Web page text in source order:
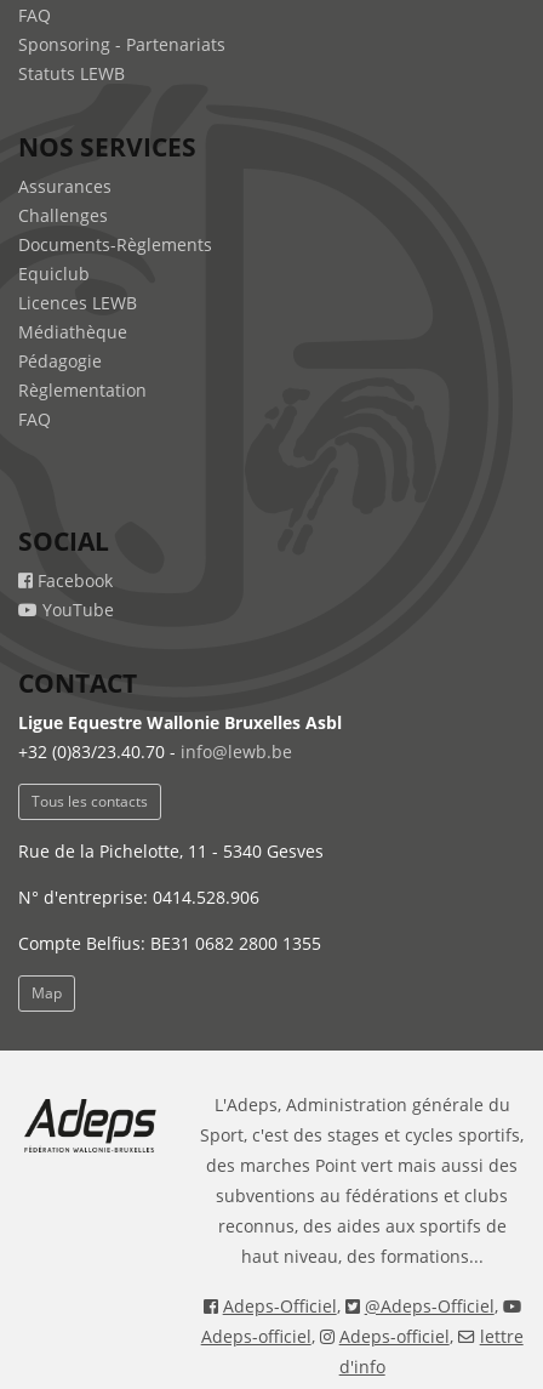
FAQ
Sponsoring - Partenariats
Statuts LEWB
NOS SERVICES
Assurances
Challenges
Documents-Règlements
Equiclub
Licences LEWB
Médiathèque
Pédagogie
Règlementation
FAQ
SOCIAL
Facebook
YouTube
CONTACT
Ligue Equestre Wallonie Bruxelles Asbl
+32 (0)83/23.40.70 - info@lewb.be
Tous les contacts
Rue de la Pichelotte, 11 - 5340 Gesves
N° d'entreprise: 0414.528.906
Compte Belfius: BE31 0682 2800 1355
Map
L'Adeps, Administration générale du
Sport, c'est des stages et cycles sportifs,
des marches Point vert mais aussi des
subventions au fédérations et clubs
reconnus, des aides aux sportifs de
haut niveau, des formations...
Adeps-Officiel, @Adeps-Officiel,
Adeps-officiel, Adeps-officiel,
lettre
d'info